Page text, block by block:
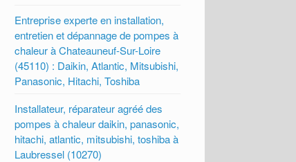
Entreprise experte en installation,
entretien et dépannage de pompes à
chaleur à Chateauneuf-Sur-Loire
(45110) : Daikin, Atlantic, Mitsubishi,
Panasonic, Hitachi, Toshiba
Installateur, réparateur agréé des
pompes à chaleur daikin, panasonic,
hitachi, atlantic, mitsubishi, toshiba à
Laubressel (10270)